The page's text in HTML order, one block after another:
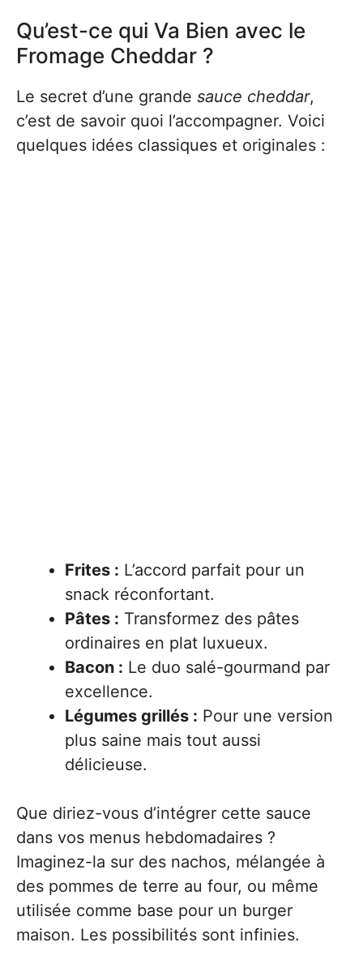
Qu’est-ce qui Va Bien avec le
Fromage Cheddar ?
Le secret d’une grande sauce cheddar,
c’est de savoir quoi l’accompagner. Voici
quelques idées classiques et originales :
Frites : L’accord parfait pour un
snack réconfortant.
Pâtes : Transformez des pâtes
ordinaires en plat luxueux.
Bacon : Le duo salé-gourmand par
excellence.
Légumes grillés : Pour une version
plus saine mais tout aussi
délicieuse.
Que diriez-vous d’intégrer cette sauce
dans vos menus hebdomadaires ?
Imaginez-la sur des nachos, mélangée à
des pommes de terre au four, ou même
utilisée comme base pour un burger
maison. Les possibilités sont infinies.